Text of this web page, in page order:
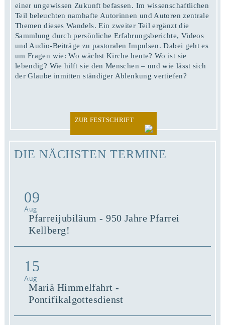
einer ungewissen Zukunft befassen. Im wissenschaftlichen
Teil beleuchten namhafte Autorinnen und Autoren zentrale
Themen dieses Wandels. Ein zweiter Teil ergänzt die
Sammlung durch persönliche Erfahrungsberichte, Videos
und Audio-Beiträge zu pastoralen Impulsen. Dabei geht es
um Fragen wie: Wo wächst Kirche heute? Wo ist sie
lebendig? Wie hilft sie den Menschen – und wie lässt sich
der Glaube inmitten ständiger Ablenkung vertiefen?
ZUR FESTSCHRIFT
DIE NÄCHSTEN TERMINE
09
Aug
Pfarreijubiläum - 950 Jahre Pfarrei
Kellberg!
15
Aug
Mariä Himmelfahrt -
Pontifikalgottesdienst